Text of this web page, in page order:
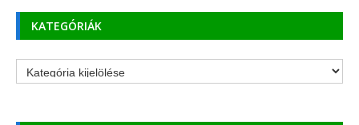
KATEGÓRIÁK
Kategóriák